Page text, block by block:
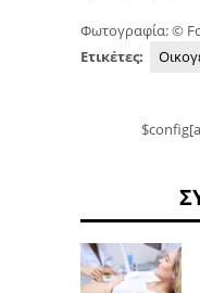
Φωτογραφία: ©
Ετικέτες: